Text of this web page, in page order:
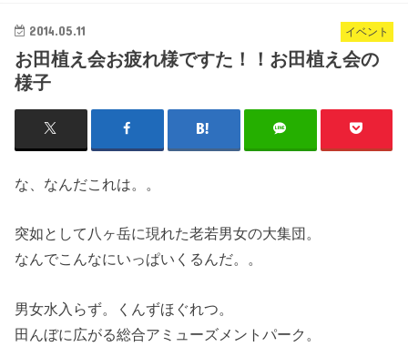
イベント
2014.05.11
お田植え会お疲れ様ですた！！お田植え会の
様子
な、なんだこれは。。
突如として八ヶ岳に現れた老若男女の大集団。
なんでこんなにいっぱいくるんだ。。
男女水入らず。くんずほぐれつ。
田んぼに広がる総合アミューズメントパーク。